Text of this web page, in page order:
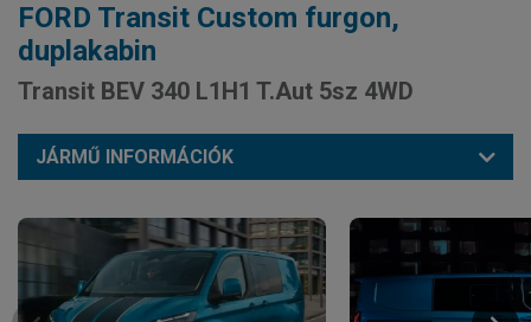
FORD Transit Custom furgon,
duplakabin
Transit BEV 340 L1H1 T.Aut 5sz 4WD
JÁRMŰ INFORMÁCIÓK